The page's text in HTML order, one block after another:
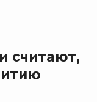
считают,